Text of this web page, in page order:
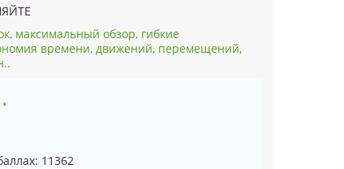
максимальный обзор, гибкие
времени, движений, перемещений,
11362